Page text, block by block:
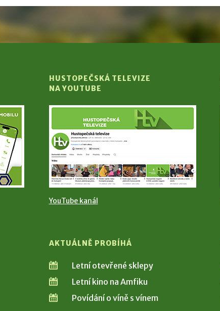
HUSTOPEČSKÁ TELEVIZE
NA YOUTUBE
YouTube kanál
AKTUÁLNĚ PROBÍHÁ
Letní otevřené sklepy
Letní kino na Amfiku
Povídání o víně s vínem